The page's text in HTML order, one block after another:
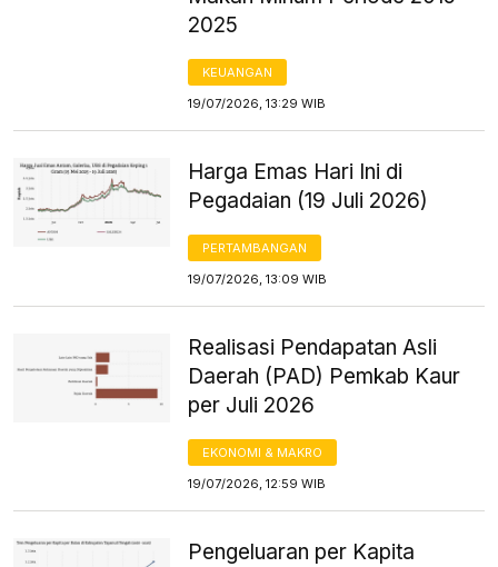
2025
KEUANGAN
19/07/2026, 13:29 WIB
Harga Emas Hari Ini di
Pegadaian (19 Juli 2026)
PERTAMBANGAN
19/07/2026, 13:09 WIB
Realisasi Pendapatan Asli
Daerah (PAD) Pemkab Kaur
per Juli 2026
EKONOMI & MAKRO
19/07/2026, 12:59 WIB
Pengeluaran per Kapita